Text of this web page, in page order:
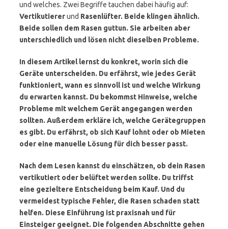
und welches. Zwei Begriffe tauchen dabei häufig auf:
Vertikutiererund Rasenlüfter. Beide klingen ähnlich.
Beide sollen dem Rasen guttun. Sie arbeiten aber
unterschiedlich und lösen nicht dieselben Probleme.
In diesem Artikel lernst du konkret, worin sich die
Geräte unterscheiden. Du erfährst, wie jedes Gerät
funktioniert, wann es sinnvoll ist und welche Wirkung
du erwarten kannst. Du bekommst Hinweise, welche
Probleme mit welchem Gerät angegangen werden
sollten. Außerdem erkläre ich, welche Gerätegruppen
es gibt. Du erfährst, ob sich Kauf lohnt oder ob Mieten
oder eine manuelle Lösung für dich besser passt.
Nach dem Lesen kannst du einschätzen, ob dein Rasen
vertikutiert oder belüftet werden sollte. Du triffst
eine gezieltere Entscheidung beim Kauf. Und du
vermeidest typische Fehler, die Rasen schaden statt
helfen. Diese Einführung ist praxisnah und für
Einsteiger geeignet. Die folgenden Abschnitte gehen